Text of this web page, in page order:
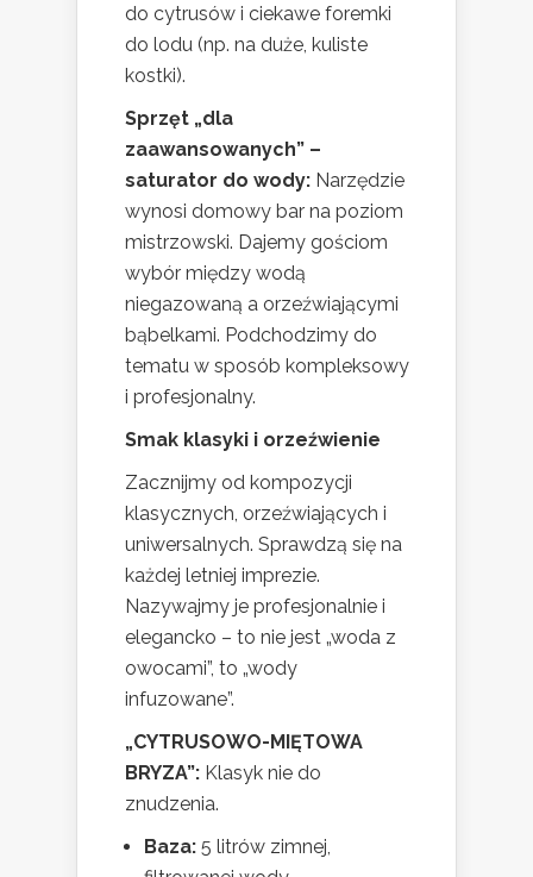
do cytrusów i ciekawe foremki
do lodu (np. na duże, kuliste
kostki).
Sprzęt „dla
zaawansowanych” –
saturator do wody: Narzędzie
wynosi domowy bar na poziom
mistrzowski. Dajemy gościom
wybór między wodą
niegazowaną a orzeźwiającymi
bąbelkami. Podchodzimy do
tematu w sposób kompleksowy
i profesjonalny.
Smak klasyki i orzeźwienie
Zacznijmy od kompozycji
klasycznych, orzeźwiających i
uniwersalnych. Sprawdzą się na
każdej letniej imprezie.
Nazywajmy je profesjonalnie i
elegancko – to nie jest „woda z
owocami”, to „wody
infuzowane”.
„CYTRUSOWO-MIĘTOWA
BRYZA”: Klasyk nie do
znudzenia.
Baza: 5 litrów zimnej,